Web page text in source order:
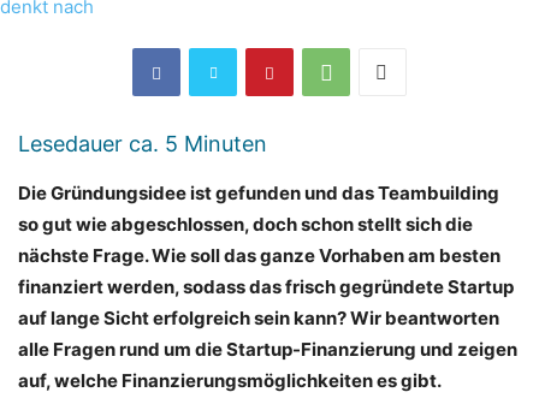
Lesedauer ca. 5 Minuten
Die Gründungsidee ist gefunden und das Teambuilding
so gut wie abgeschlossen, doch schon stellt sich die
nächste Frage. Wie soll das ganze Vorhaben am besten
finanziert werden, sodass das frisch gegründete Startup
auf lange Sicht erfolgreich sein kann? Wir beantworten
alle Fragen rund um die Startup-Finanzierung und zeigen
auf, welche Finanzierungsmöglichkeiten es gibt.